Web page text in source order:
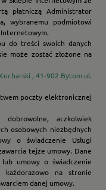
płatniczą Administrator
wybranemu podmiotowi
Internetowym.
do treści swoich danych
może zostać złożone na
, 41-902 Bytom ul.
poczty elektronicznej
aczkolwiek
osobowych niezbędnych
o świadczenie Usługi
tejże umowy. Dane
umowy o świadczenie
każdorazowo na stronie
danej umowy.